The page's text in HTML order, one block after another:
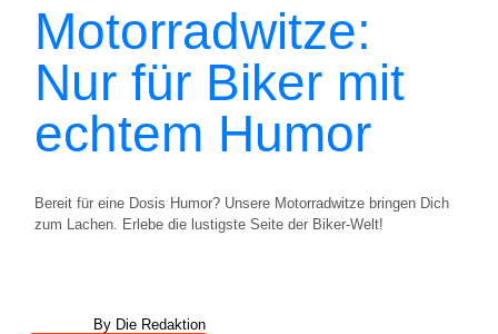
Motorradwitze:
Nur für Biker mit
echtem Humor
Bereit für eine Dosis Humor? Unsere Motorradwitze bringen Dich
zum Lachen. Erlebe die lustigste Seite der Biker-Welt!
By Die Redaktion